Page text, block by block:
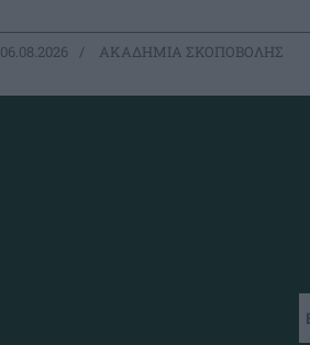
06.08.2026 ΑΚΑΔΗΜΙΑ ΣΚΟΠΟΒΟΛΗΣ